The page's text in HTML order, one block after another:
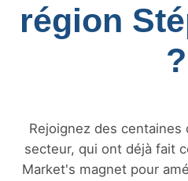
région
?
Rejoignez des
secteur, qui ont déjà fait
Market's magnet pour